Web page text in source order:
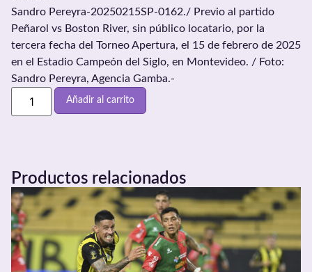
Sandro Pereyra-20250215SP-0162./ Previo al partido
Peñarol vs Boston River, sin público locatario, por la
tercera fecha del Torneo Apertura, el 15 de febrero de 2025
en el Estadio Campeón del Siglo, en Montevideo. / Foto:
Sandro Pereyra, Agencia Gamba.-
Añadir al carrito
Productos relacionados